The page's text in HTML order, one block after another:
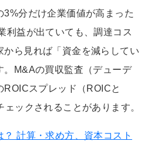
3%分だけ企業価値が高まった
利益が出ていても、調達コス
から見れば「資金を減らしてい
。M&Aの買収監査（デューデ
ROICスプレッド（ROICと
ックされることがあります。
？ 計算・求め方、資本コスト